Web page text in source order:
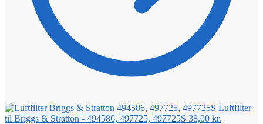
Luftfilter
til Briggs & Stratton - 494586, 497725, 497725S 38,00 kr.